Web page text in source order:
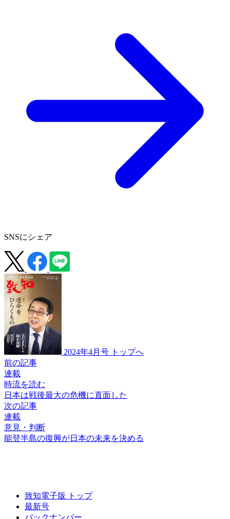
SNSにシェア
2024年4月号 トップへ
前の記事
連載
時流を読む
日本は戦後最大の危機に直面した
次の記事
連載
意見・判断
能登半島の復興が日本の未来を決める
致知電子版 トップ
最新号
バックナンバー